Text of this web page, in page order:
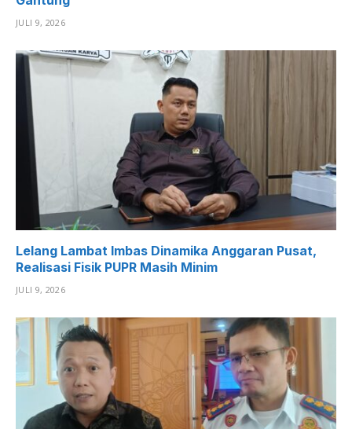
JULI 9, 2026
Lelang Lambat Imbas Dinamika Anggaran Pusat,
Realisasi Fisik PUPR Masih Minim
JULI 9, 2026